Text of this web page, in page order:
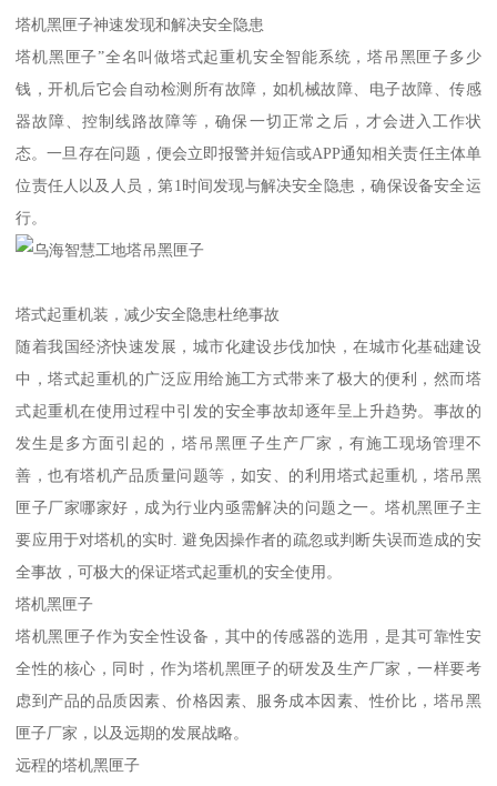
塔机黑匣子神速发现和解决安全隐患
塔机黑匣子”全名叫做塔式起重机安全智能系统，塔吊黑匣子多少
钱，开机后它会自动检测所有故障，如机械故障、电子故障、传感
器故障、控制线路故障等，确保一切正常之后，才会进入工作状
态。一旦存在问题，便会立即报警并短信或APP通知相关责任主体单
位责任人以及人员，第1时间发现与解决安全隐患，确保设备安全运
行。
塔式起重机装，减少安全隐患杜绝事故
随着我国经济快速发展，城市化建设步伐加快，在城市化基础建设
中，塔式起重机的广泛应用给施工方式带来了极大的便利，然而塔
式起重机在使用过程中引发的安全事故却逐年呈上升趋势。事故的
发生是多方面引起的，塔吊黑匣子生产厂家，有施工现场管理不
善，也有塔机产品质量问题等，如安、的利用塔式起重机，塔吊黑
匣子厂家哪家好，成为行业内亟需解决的问题之一。塔机黑匣子主
要应用于对塔机的实时. 避免因操作者的疏忽或判断失误而造成的安
全事故，可极大的保证塔式起重机的安全使用。
塔机黑匣子
塔机黑匣子作为安全性设备，其中的传感器的选用，是其可靠性安
全性的核心，同时，作为塔机黑匣子的研发及生产厂家，一样要考
虑到产品的品质因素、价格因素、服务成本因素、性价比，塔吊黑
匣子厂家，以及远期的发展战略。
远程的塔机黑匣子